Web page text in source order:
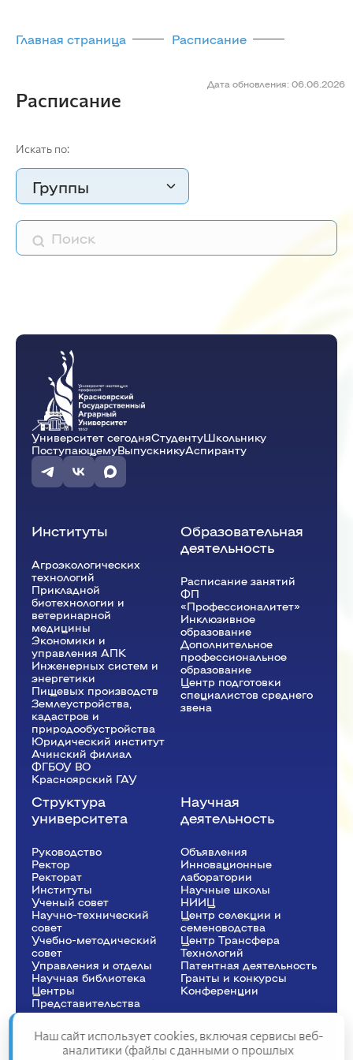
Главная страница Расписание
Дата обновления: 06.06.2026
Расписание
Искать по:
Группы
Университет сегодняСтудентуШкольнику
ПоступающемуВыпускникуАспиранту
Институты
Агроэкологических
технологий
Прикладной
биотехнологии и
ветеринарной
медицины
Экономики и
управления АПК
Инженерных систем и
энергетики
Пищевых производств
Землеустройства,
кадастров и
природообустройства
Юридический институт
Ачинский филиал
ФГБОУ ВО
Красноярский ГАУ
Образовательная
деятельность
Расписание занятий
ФП
«Профессионалитет»
Инклюзивное
образование
Дополнительное
профессиональное
образование
Центр подготовки
специалистов среднего
звена
Структура
университета
Руководство
Ректор
Рeкторат
Институты
Ученый совет
Научно-технический
совет
Учебно-методический
совет
Управления и отделы
Научная библиотека
Центры
Представительства
Научная
деятельность
Объявления
Инновационные
лаборатории
Научные школы
НИИЦ
Центр селекции и
семеноводства
Центр Трансфера
Технологий
Патентная деятельность
Гранты и конкурсы
Конференции
Наш сайт использует cookies, включая сервисы веб-
аналитики (файлы с данными о прошлых